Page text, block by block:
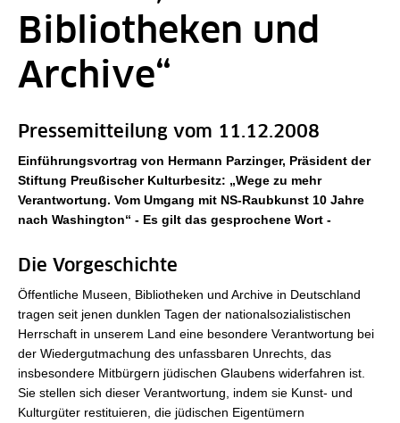
Bibliotheken und
Archive“
Pressemitteilung vom 11.12.2008
Einführungsvortrag von Hermann Parzinger, Präsident der
Stiftung Preußischer Kulturbesitz: „Wege zu mehr
Verantwortung. Vom Umgang mit NS-Raubkunst 10 Jahre
nach Washington“ - Es gilt das gesprochene Wort -
Die Vorgeschichte
Öffentliche Museen, Bibliotheken und Archive in Deutschland
tragen seit jenen dunklen Tagen der nationalsozialistischen
Herrschaft in unserem Land eine besondere Verantwortung bei
der Wiedergutmachung des unfassbaren Unrechts, das
insbesondere Mitbürgern jüdischen Glaubens widerfahren ist.
Sie stellen sich dieser Verantwortung, indem sie Kunst- und
Kulturgüter restituieren, die jüdischen Eigentümern